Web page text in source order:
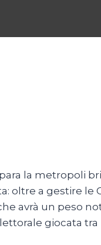
la metropoli
oltre a gestire le
avrà un peso
giocata